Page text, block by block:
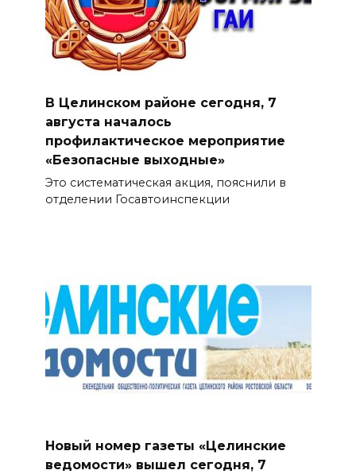
В Целинском районе сегодня, 7
августа началось
профилактическое мероприятие
«Безопасные выходные»
Это систематическая акция, пояснили в
отделении Госавтоинспекции
Новый номер газеты «Целинские
ведомости» вышел сегодня, 7